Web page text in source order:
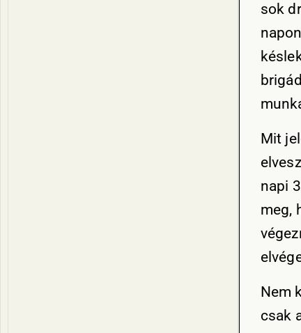
sok
Mit
napi
meg,
Nem
csak